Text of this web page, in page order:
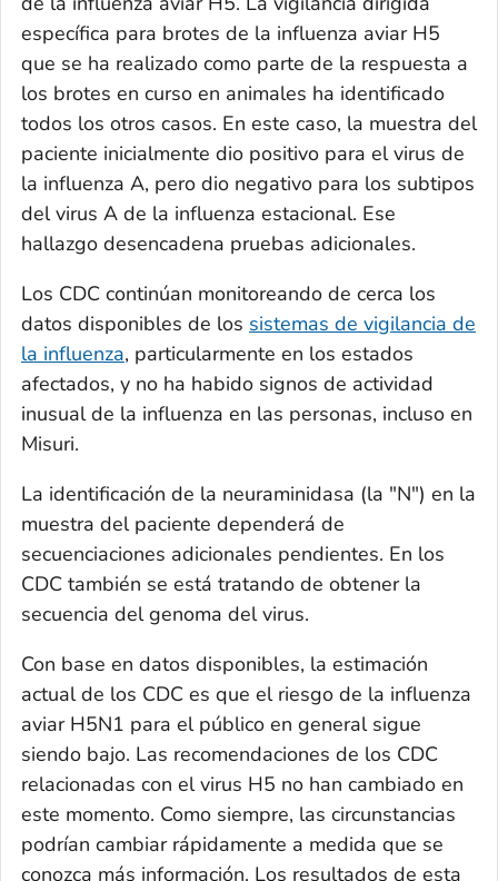
específica para brotes de la influenza aviar H5
que se ha realizado como parte de la respuesta a
los brotes en curso en animales ha identificado
todos los otros casos. En este caso, la muestra del
paciente inicialmente dio positivo para el virus de
la influenza A, pero dio negativo para los subtipos
del virus A de la influenza estacional. Ese
hallazgo desencadena pruebas adicionales.
Los CDC continúan monitoreando de cerca los
datos disponibles de los sistemas de vigilancia de
la influenza, particularmente en los estados
afectados, y no ha habido signos de actividad
inusual de la influenza en las personas, incluso en
Misuri.
La identificación de la neuraminidasa (la "N") en la
muestra del paciente dependerá de
secuenciaciones adicionales pendientes. En los
CDC también se está tratando de obtener la
secuencia del genoma del virus.
Con base en datos disponibles, la estimación
actual de los CDC es que el riesgo de la influenza
aviar H5N1 para el público en general sigue
siendo bajo. Las recomendaciones de los CDC
relacionadas con el virus H5 no han cambiado en
este momento. Como siempre, las circunstancias
podrían cambiar rápidamente a medida que se
conozca más información. Los resultados de esta